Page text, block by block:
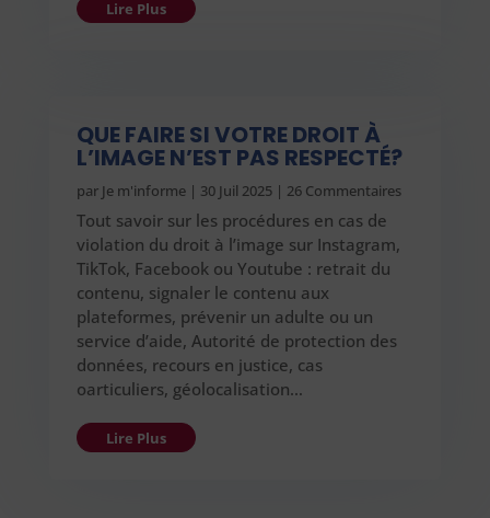
Lire Plus
QUE FAIRE SI VOTRE DROIT À
L’IMAGE N’EST PAS RESPECTÉ?
par Je m'informe| 30 Juil 2025| 26 Commentaires
Tout savoir sur les procédures en cas de
violation du droit à l’image sur Instagram,
TikTok, Facebook ou Youtube : retrait du
contenu, signaler le contenu aux
plateformes, prévenir un adulte ou un
service d’aide, Autorité de protection des
données, recours en justice, cas
oarticuliers, géolocalisation…
Lire Plus